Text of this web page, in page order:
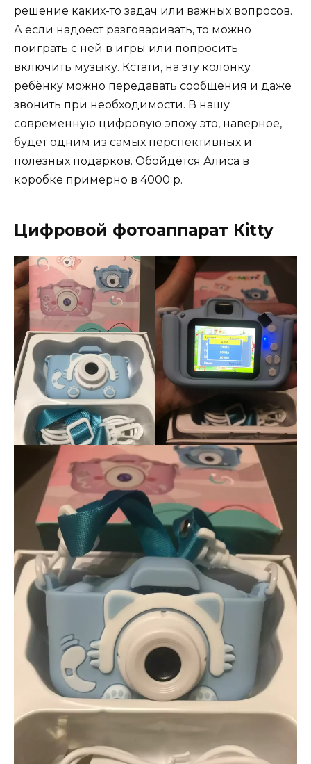
решение каких-то задач или важных вопросов.
А если надоест разговаривать, то можно
поиграть с ней в игры или попросить
включить музыку. Кстати, на эту колонку
ребёнку можно передавать сообщения и даже
звонить при необходимости. В нашу
современную цифровую эпоху это, наверное,
будет одним из самых перспективных и
полезных подарков. Обойдётся Алиса в
коробке примерно в 4000 р.
Цифровой фотоаппарат Кitty